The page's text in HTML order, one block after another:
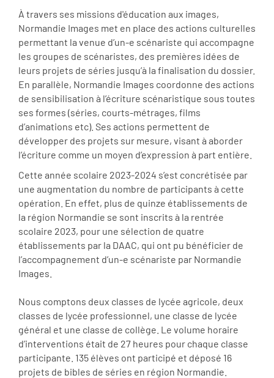
À travers ses missions d'éducation aux images,
Normandie Images met en place des actions culturelles
permettant la venue d’un-e scénariste qui accompagne
les groupes de scénaristes, des premières idées de
leurs projets de séries jusqu’à la finalisation du dossier.
En parallèle, Normandie Images coordonne des actions
de sensibilisation à l’écriture scénaristique sous toutes
ses formes (séries, courts-métrages, films
d’animations etc). Ses actions permettent de
développer des projets sur mesure, visant à aborder
l’écriture comme un moyen d’expression à part entière.
Cette année scolaire 2023-2024 s’est concrétisée par
une augmentation du nombre de participants à cette
opération. En effet, plus de quinze établissements de
la région Normandie se sont inscrits à la rentrée
scolaire 2023, pour une sélection de quatre
établissements par la DAAC, qui ont pu bénéficier de
l’accompagnement d’un-e scénariste par Normandie
Images.
Nous comptons deux classes de lycée agricole, deux
classes de lycée professionnel, une classe de lycée
général et une classe de collège. Le volume horaire
d’interventions était de 27 heures pour chaque classe
participante. 135 élèves ont participé et déposé 16
projets de bibles de séries en région Normandie.